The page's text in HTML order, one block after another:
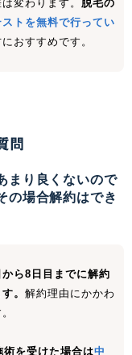
変わります。脱毛の
トを無料で行ってい
おすすめです。
まり良くないので
の場合解約はでき
ら8日目までに解約
。 解約理由にかかわ
を受けた場合は中